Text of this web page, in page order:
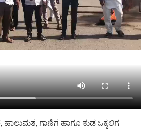
ಹಾಲುಮತ, ಗಾಣಿಗ ಹಾಗೂ ಕುಡ ಒಕ್ಕಲಿಗ